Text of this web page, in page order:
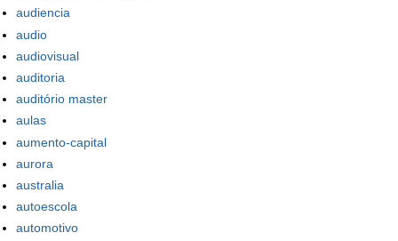
audiencia
audio
audiovisual
auditoria
auditório master
aulas
aumento-capital
aurora
australia
autoescola
automotivo